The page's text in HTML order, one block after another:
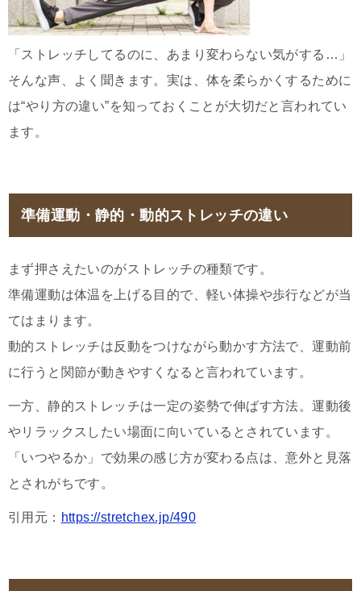
「ストレッチしてるのに、あまり変わらない気がする…」
そんな声、よく聞きます。実は、体を柔らかくするために
は“やり方の違い”を知っておくことが大切だと言われてい
ます。
準備運動・静的・動的ストレッチの違い
まず押さえたいのがストレッチの種類です。
準備運動は体温を上げる目的で、軽い体操や歩行などが当
てはまります。
動的ストレッチは反動をつけながら動かす方法で、運動前
に行うと関節が動きやすくなると言われています。
一方、静的ストレッチは一定の姿勢で伸ばす方法。運動後
やリラックスしたい場面に向いているとされています。
「いつやるか」で効果の感じ方が変わる点は、意外と見落
とされがちです。
引用元： https://stretchex.jp/490